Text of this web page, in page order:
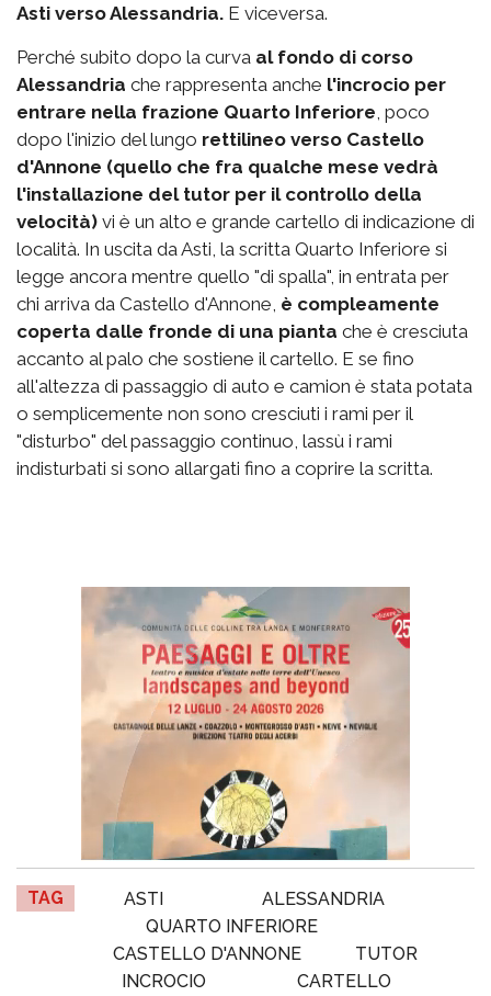
Asti verso Alessandria. E viceversa.
Perché subito dopo la curva al fondo di corso
Alessandria che rappresenta anche l'incrocio per
entrare nella frazione Quarto Inferiore , poco
dopo l'inizio del lungo rettilineo verso Castello
d'Annone (quello che fra qualche mese vedrà
l'installazione del tutor per il controllo della
velocità) vi è un alto e grande cartello di indicazione di
località. In uscita da Asti, la scritta Quarto Inferiore si
legge ancora mentre quello "di spalla", in entrata per
chi arriva da Castello d'Annone, è compleamente
coperta dalle fronde di una pianta che è cresciuta
accanto al palo che sostiene il cartello. E se fino
all'altezza di passaggio di auto e camion è stata potata
o semplicemente non sono cresciuti i rami per il
"disturbo" del passaggio continuo, lassù i rami
indisturbati si sono allargati fino a coprire la scritta.
TAG ASTI
ALESSANDRIA
QUARTO INFERIORE
CASTELLO D'ANNONE
TUTOR
INCROCIO
CARTELLO